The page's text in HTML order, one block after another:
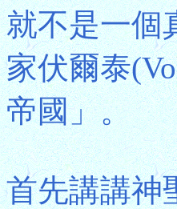
就不是一個
家伏爾泰
帝國」。
首先講講神